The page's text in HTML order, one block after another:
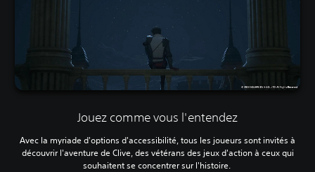
Jouez comme vous l'entendez
Avec la myriade d'options d'accessibilité, tous les joueurs sont invités à
découvrir l'aventure de Clive, des vétérans des jeux d'action à ceux qui
souhaitent se concentrer sur l'histoire.